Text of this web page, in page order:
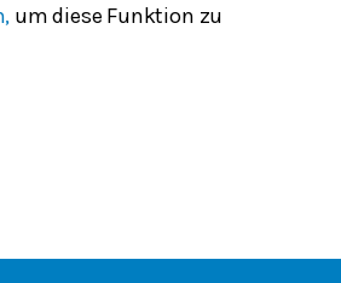
um diese Funktion zu